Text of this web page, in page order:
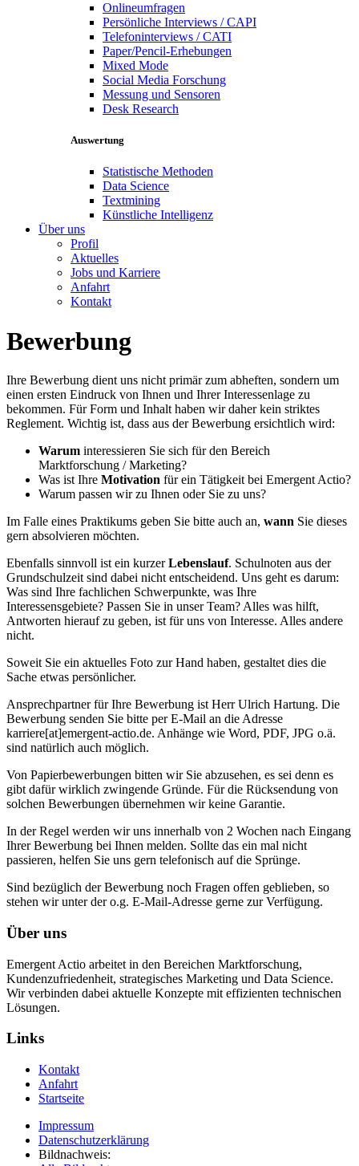
Onlineumfragen
Persönliche Interviews / CAPI
Telefoninterviews / CATI
Paper/Pencil-Erhebungen
Mixed Mode
Social Media Forschung
Messung und Sensoren
Desk Research
Auswertung
Statistische Methoden
Data Science
Textmining
Künstliche Intelligenz
Über uns
Profil
Aktuelles
Jobs und Karriere
Anfahrt
Kontakt
Bewerbung
Ihre Bewerbung dient uns nicht primär zum abheften, sondern um
einen ersten Eindruck von Ihnen und Ihrer Interessenlage zu
bekommen. Für Form und Inhalt haben wir daher kein striktes
Reglement. Wichtig ist, dass aus der Bewerbung ersichtlich wird:
Warum interessieren Sie sich für den Bereich
Marktforschung / Marketing?
Was ist Ihre Motivation für ein Tätigkeit bei Emergent Actio?
Warum passen wir zu Ihnen oder Sie zu uns?
Im Falle eines Praktikums geben Sie bitte auch an, wann Sie dieses
gern absolvieren möchten.
Ebenfalls sinnvoll ist ein kurzerLebenslauf. Schulnoten aus der
Grundschulzeit sind dabei nicht entscheidend. Uns geht es darum:
Was sind Ihre fachlichen Schwerpunkte, was Ihre
Interessensgebiete? Passen Sie in unser Team? Alles was hilft,
Antworten hierauf zu geben, ist für uns von Interesse. Alles andere
nicht.
Soweit Sie ein aktuelles Foto zur Hand haben, gestaltet dies die
Sache etwas persönlicher.
Ansprechpartner für Ihre Bewerbung ist Herr Ulrich Hartung. Die
Bewerbung senden Sie bitte per E-Mail an die Adresse
karriere[at]emergent-actio.de. Anhänge wie Word, PDF, JPG o.ä.
sind natürlich auch möglich.
Von Papierbewerbungen bitten wir Sie abzusehen, es sei denn es
gibt dafür wirklich zwingende Gründe. Für die Rücksendung von
solchen Bewerbungen übernehmen wir keine Garantie.
In der Regel werden wir uns innerhalb von 2 Wochen nach Eingang
Ihrer Bewerbung bei Ihnen melden. Sollte das ein mal nicht
passieren, helfen Sie uns gern telefonisch auf die Sprünge.
Sind bezüglich der Bewerbung noch Fragen offen geblieben, so
stehen wir unter der o.g. E-Mail-Adresse gerne zur Verfügung.
Über uns
Emergent Actio arbeitet in den Bereichen Marktforschung,
Kundenzufriedenheit, strategisches Marketing und Data Science.
Wir verbinden dabei aktuelle Konzepte mit effizienten technischen
Lösungen.
Links
Kontakt
Anfahrt
Startseite
Impressum
Datenschutzerklärung
Bildnachweis: